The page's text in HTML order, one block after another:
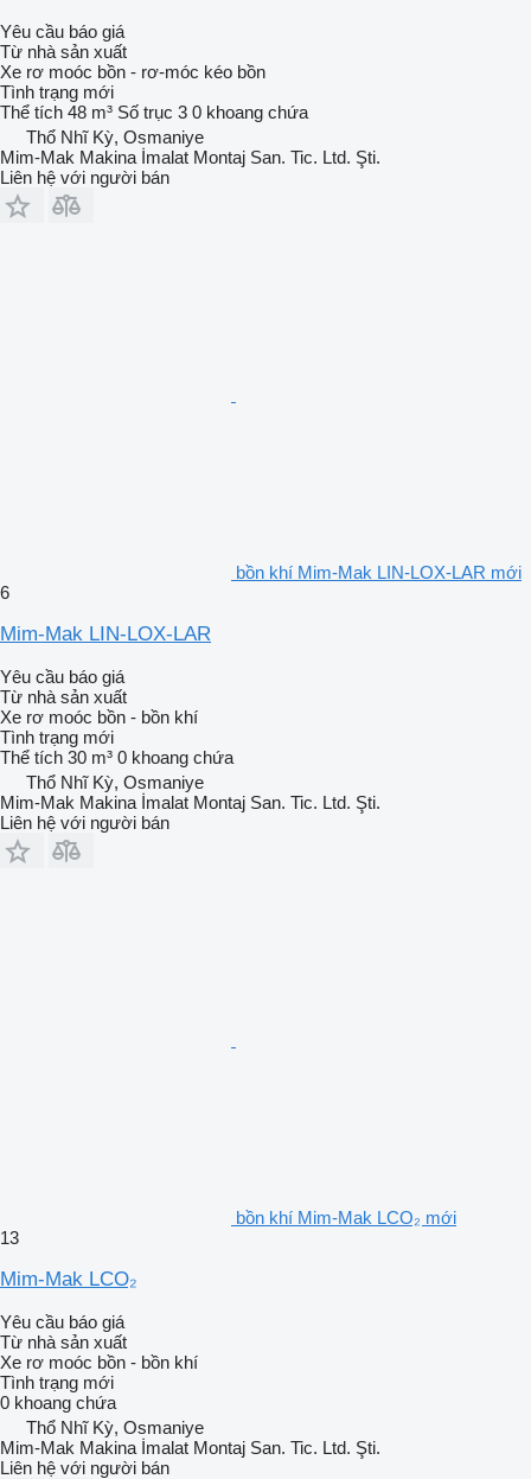
Yêu cầu báo giá
Từ nhà sản xuất
Xe rơ moóc bồn - rơ-móc kéo bồn
Tình trạng mới
Thể tích 48 m³ Số trục 3 0 khoang chứa
Thổ Nhĩ Kỳ, Osmaniye
Mim-Mak Makina İmalat Montaj San. Tic. Ltd. Şti.
Liên hệ với người bán
bồn khí Mim-Mak LIN-LOX-LAR mới
6
Mim-Mak LIN-LOX-LAR
Yêu cầu báo giá
Từ nhà sản xuất
Xe rơ moóc bồn - bồn khí
Tình trạng mới
Thể tích 30 m³ 0 khoang chứa
Thổ Nhĩ Kỳ, Osmaniye
Mim-Mak Makina İmalat Montaj San. Tic. Ltd. Şti.
Liên hệ với người bán
bồn khí Mim-Mak LCO₂ mới
13
Mim-Mak LCO₂
Yêu cầu báo giá
Từ nhà sản xuất
Xe rơ moóc bồn - bồn khí
Tình trạng mới
0 khoang chứa
Thổ Nhĩ Kỳ, Osmaniye
Mim-Mak Makina İmalat Montaj San. Tic. Ltd. Şti.
Liên hệ với người bán